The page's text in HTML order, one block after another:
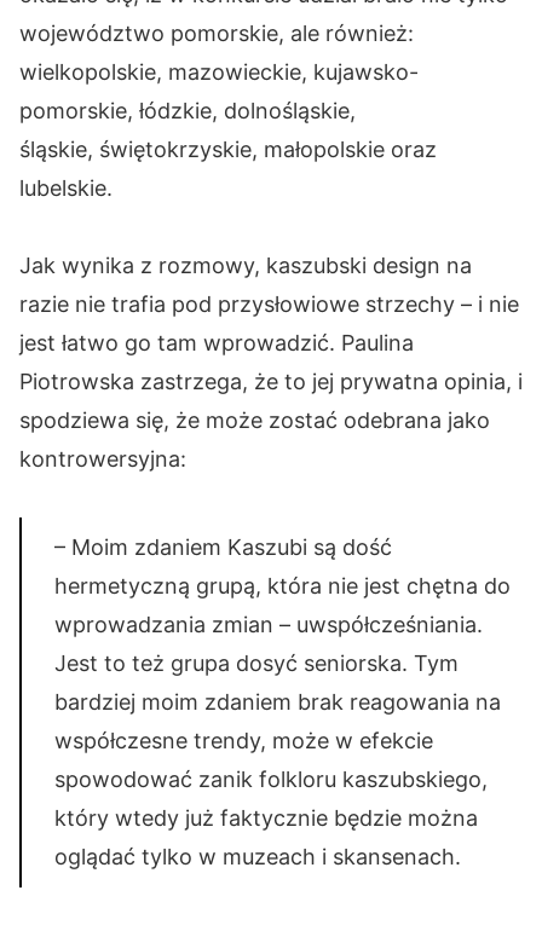
województwo pomorskie, ale również:
wielkopolskie, mazowieckie, kujawsko-
pomorskie, łódzkie, dolnośląskie,
śląskie, świętokrzyskie, małopolskie oraz
lubelskie.
Jak wynika z rozmowy, kaszubski design na
razie nie trafia pod przysłowiowe strzechy – i nie
jest łatwo go tam wprowadzić. Paulina
Piotrowska zastrzega, że to jej prywatna opinia, i
spodziewa się, że może zostać odebrana jako
kontrowersyjna:
– Moim zdaniem Kaszubi są dość
hermetyczną grupą, która nie jest chętna do
wprowadzania zmian – uwspółcześniania.
Jest to też grupa dosyć seniorska. Tym
bardziej moim zdaniem brak reagowania na
współczesne trendy, może w efekcie
spowodować zanik folkloru kaszubskiego,
który wtedy już faktycznie będzie można
oglądać tylko w muzeach i skansenach.